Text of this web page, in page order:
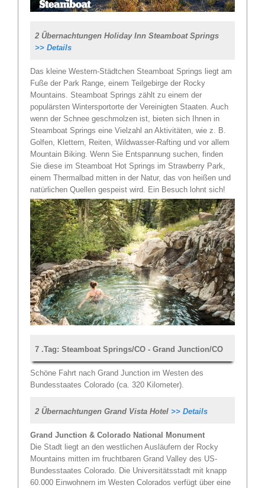
2 Übernachtungen Holiday Inn Steamboat Springs
>> Details
Das kleine Western-Städtchen Steamboat Springs liegt am
Fuße der Park Range, einem Teilgebirge der Rocky
Mountains. Steamboat Springs zählt zu einem der
populärsten Wintersportorte der Vereinigten Staaten. Auch
wenn der Schnee geschmolzen ist, bieten sich Ihnen in
Steamboat Springs eine Vielzahl an Aktivitäten, wie z. B.
Golfen, Klettern, Reiten, Wildwasser-Rafting und vor allem
Mountain Biking. Wenn Sie Entspannung suchen, finden
Sie diese im Steamboat Hot Springs im Strawberry Park,
einem Thermalbad mitten in der Natur, das von heißen und
natürlichen Quellen gespeist wird. Ein Besuch lohnt sich!
7 .Tag: Steamboat Springs/CO - Grand Junction/CO
Schöne Fahrt nach Grand Junction im Westen des
Bundesstaates Colorado (ca. 320 Kilometer).
2 Übernachtungen Grand Vista Hotel >> Details
Grand Junction & Colorado National Monument
Die Stadt liegt an den westlichen Ausläufern der Rocky
Mountains mitten im fruchtbaren Grand Valley des US-
Bundesstaates Colorado. Die Universitätsstadt mit knapp
60.000 Einwohnern im Westen Colorados verfügt über eine